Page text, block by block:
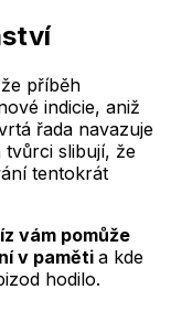
příběh
indicie, aniž
řada navazuje
slibují, že
tentokrát
vám pomůže
v paměti a kde
hodilo.